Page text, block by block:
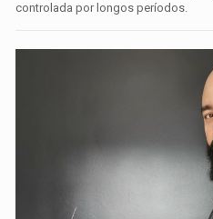
controlada por longos períodos.